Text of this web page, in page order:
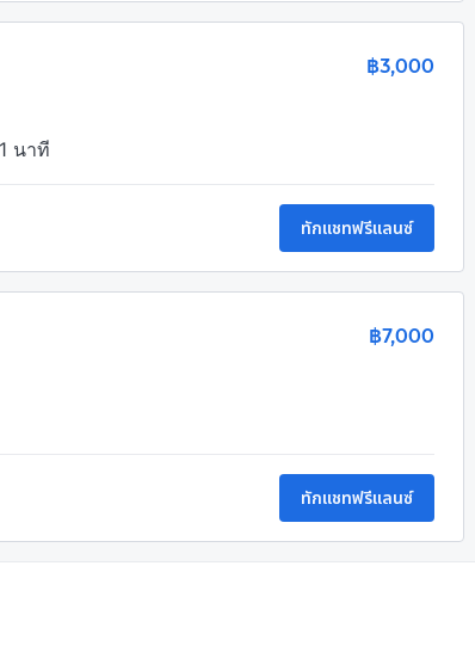
฿3,000
นาที
ทักแชทฟรีแลนซ์
฿7,000
ทักแชทฟรีแลนซ์